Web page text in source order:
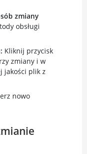
zmiany
obsługi
Kliknij przycisk
zmiany i w
jakości plik z
nowo